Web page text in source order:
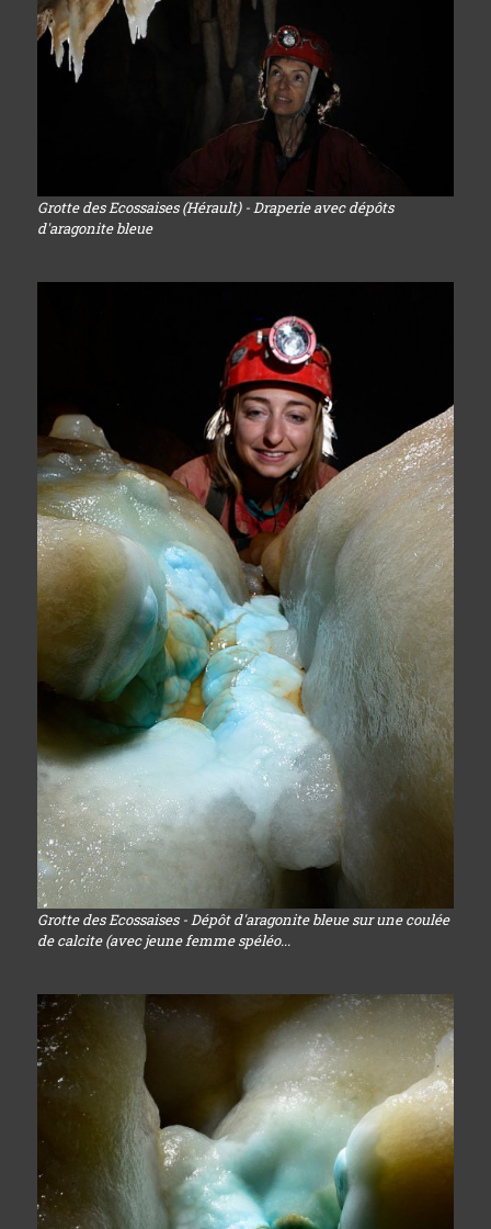
Grotte des Ecossaises (Hérault) - Draperie avec dépôts
d'aragonite bleue
Grotte des Ecossaises - Dépôt d'aragonite bleue sur une coulée
de calcite (avec jeune femme spéléo...